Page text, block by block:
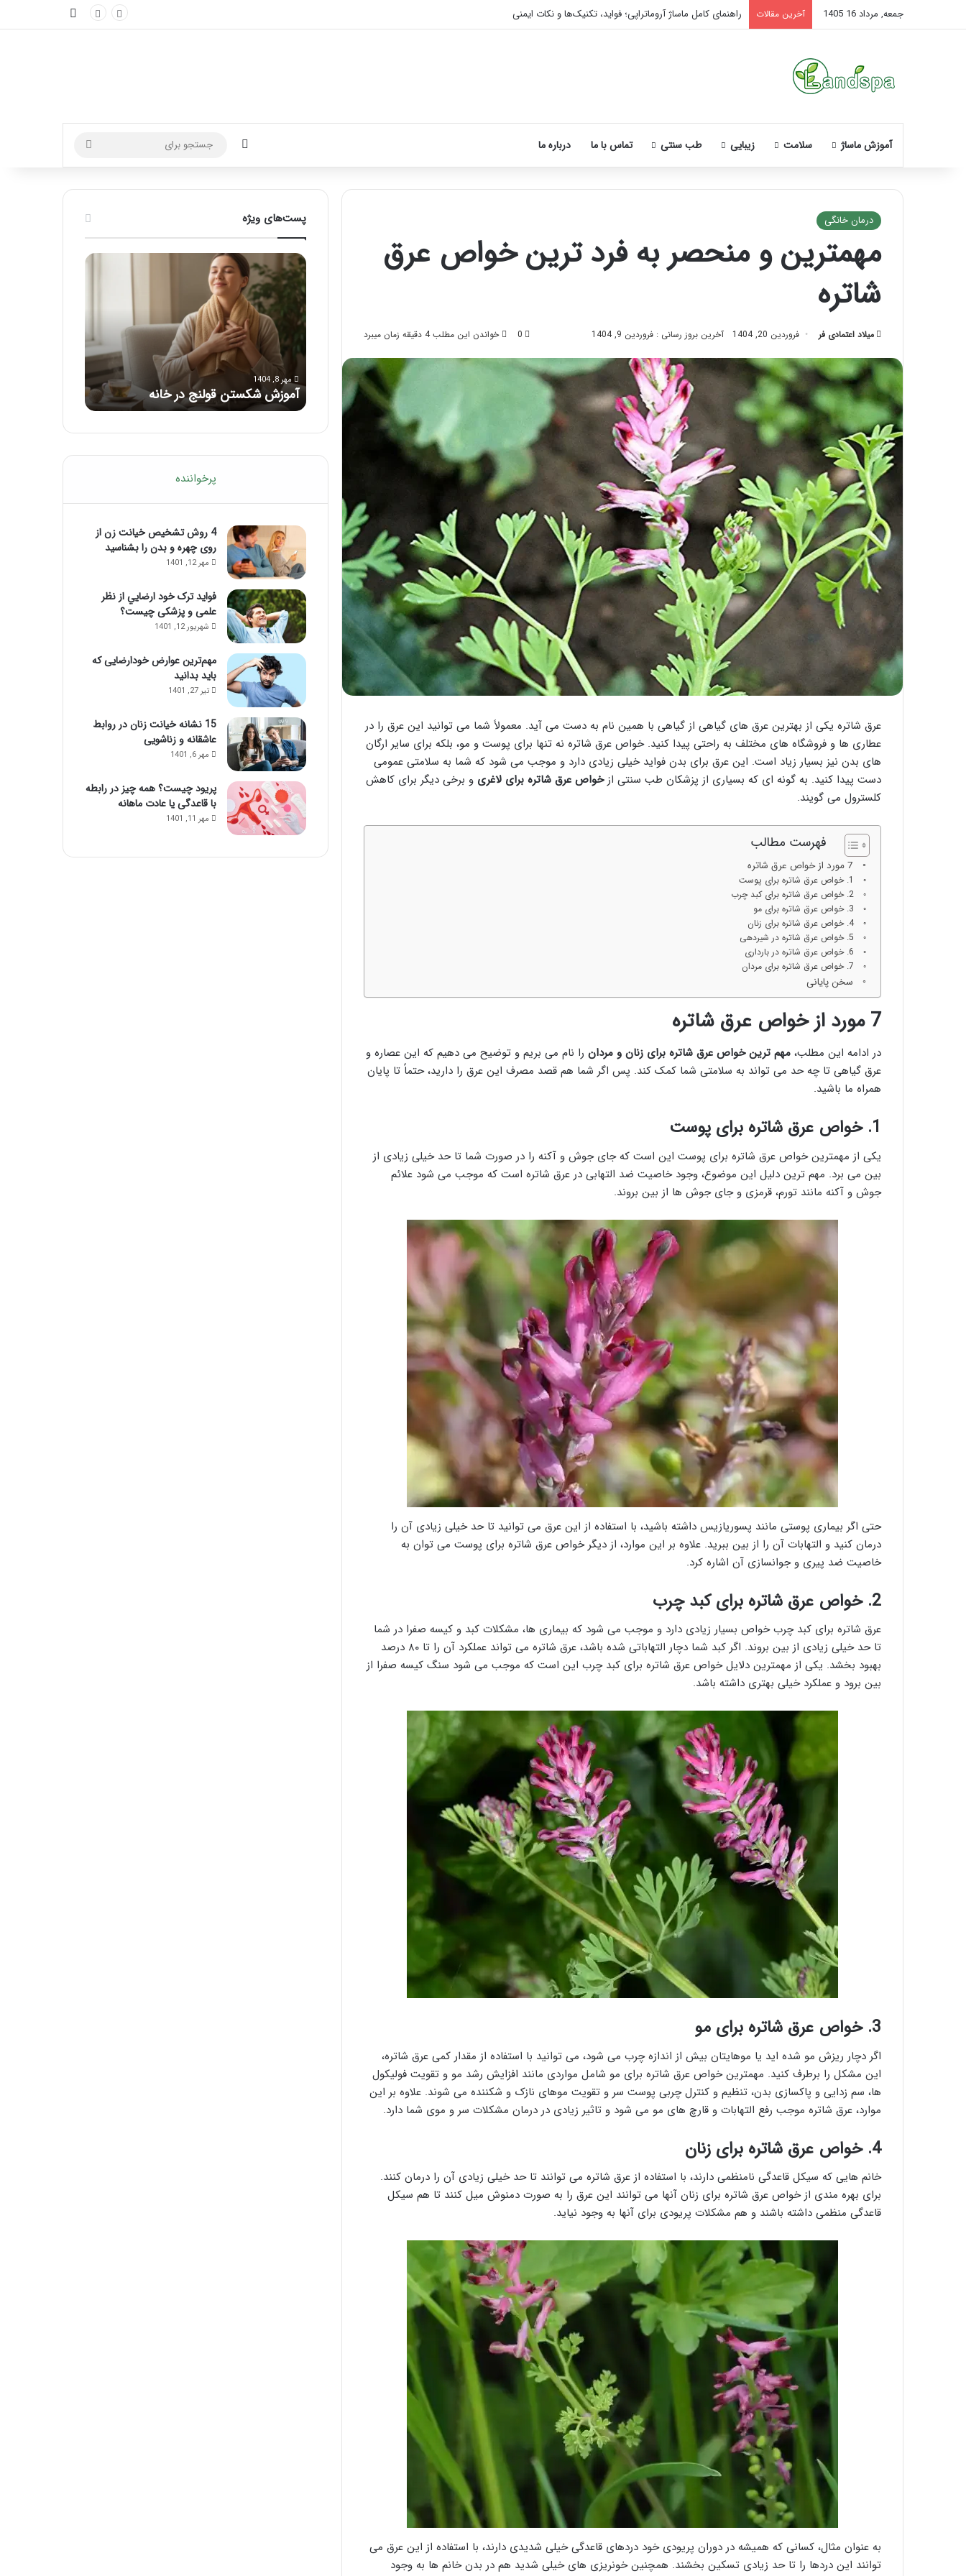
جمعه, مرداد 16 1405 آخرین مقالات راهنمای کامل ماساژ آروماتراپی؛ فواید، تکنیک‌ها و نکات ایمنی
آموزش ماساژ سلامت زیبایی طب سنتی تماس با ما درباره ما تغییر پوسته
برای
درمان خانگی
مهمترین و منحصر به فرد ترین خواص عرق
شاتره
میلاد اعتمادی فر فروردین 20, 1404 آخرین بروز رسانی : فروردین 9, 1404 0 خواندن این مطلب 4 دقیقه زمان میبرد
عرق شاتره یکی از بهترین عرق های گیاهی از گیاهی با همین نام به دست می آید. معمولاً شما می توانید این عرق را در
عطاری ها و فروشگاه های مختلف به راحتی پیدا کنید. خواص عرق شاتره نه تنها برای پوست و مو، بلکه برای سایر ارگان
های بدن نیز بسیار زیاد است. این عرق برای بدن فواید خیلی زیادی دارد و موجب می شود که شما به سلامتی عمومی
دست پیدا کنید. به گونه ای که بسیاری از پزشکان طب سنتی ازخواص عرق شاتره برای لاغری و برخی دیگر برای کاهش
کلسترول می گویند.
فهرست مطالب
7 مورد از خواص عرق شاتره
1. خواص عرق شاتره برای پوست
2. خواص عرق شاتره برای کبد چرب
3. خواص عرق شاتره برای مو
4. خواص عرق شاتره برای زنان
5. خواص عرق شاتره در شیردهی
6. خواص عرق شاتره در بارداری
7. خواص عرق شاتره برای مردان
سخن پایانی
7 مورد از خواص عرق شاتره
در ادامه این مطلب، مهم ترین خواص عرق شاتره برای زنان و مردان را نام می بریم و توضیح می دهیم که این عصاره و
عرق گیاهی تا چه حد می تواند به سلامتی شما کمک کند. پس اگر شما هم قصد مصرف این عرق را دارید، حتماً تا پایان
همراه ما باشید.
1. خواص عرق شاتره برای پوست
یکی از مهمترین خواص عرق شاتره برای پوست این است که جای جوش و آکنه را در صورت شما تا حد خیلی زیادی از
بین می برد. مهم ترین دلیل این موضوع، وجود خاصیت ضد التهابی در عرق شاتره است که موجب می شود علائم
جوش و آکنه مانند تورم، قرمزی و جای جوش ها از بین بروند.
حتی اگر بیماری پوستی مانند پسوریازیس داشته باشید، با استفاده از این عرق می توانید تا حد خیلی زیادی آن را
درمان کنید و التهابات آن را از بین ببرید. علاوه بر این موارد، از دیگر خواص عرق شاتره برای پوست می توان به
خاصیت ضد پیری و جوانسازی آن اشاره کرد.
2. خواص عرق شاتره برای کبد چرب
عرق شاتره برای کبد چرب خواص بسیار زیادی دارد و موجب می شود که بیماری ها، مشکلات کبد و کیسه صفرا در شما
تا حد خیلی زیادی از بین بروند. اگر کبد شما دچار التهاباتی شده باشد، عرق شاتره می تواند عملکرد آن را تا ۸۰ درصد
بهبود بخشد. یکی از مهمترین دلایل خواص عرق شاتره برای کبد چرب این است که موجب می شود سنگ کیسه صفرا از
بین برود و عملکرد خیلی بهتری داشته باشد.
3. خواص عرق شاتره برای مو
اگر دچار ریزش مو شده اید یا موهایتان بیش از اندازه چرب می شود، می توانید با استفاده از مقدار کمی عرق شاتره،
این مشکل را برطرف کنید. مهمترین خواص عرق شاتره برای مو شامل مواردی مانند افزایش رشد مو و تقویت فولیکول
ها، سم زدایی و پاکسازی بدن، تنظیم و کنترل چربی پوست سر و تقویت موهای نازک و شکننده می شوند. علاوه بر این
موارد، عرق شاتره موجب رفع التهابات و قارچ های مو می شود و تاثیر زیادی در درمان مشکلات سر و موی شما دارد.
4. خواص عرق شاتره برای زنان
خانم هایی که سیکل قاعدگی نامنظمی دارند، با استفاده از عرق شاتره می توانند تا حد خیلی زیادی آن را درمان کنند.
برای بهره مندی از خواص عرق شاتره برای زنان آنها می توانند این عرق را به صورت دمنوش میل کنند تا هم سیکل
قاعدگی منظمی داشته باشند و هم مشکلات پریودی برای آنها به وجود نیاید.
به عنوان مثال، کسانی که همیشه در دوران پریودی خود دردهای قاعدگی خیلی شدیدی دارند، با استفاده از این عرق می
توانند این دردها را تا حد زیادی تسکین بخشند. همچنین خونریزی های خیلی شدید هم در بدن خانم ها به وجود
پست‌های ویژه
نحوه
تزریق
بایدها
نبایدهای
آن!
تیر 28, 1404
نحوه ماساژ صورت بعد از تزریق چربی؛
بایدها و نبایدهای آن!
آموزش
آموزش شکستن قولنج در خانه
ماساژ
برای
بهبود
تمرکز
ذهنی؛
با
این
حواس‌جمع
شوید!
مرداد 6, 1404
ماساژ برای بهبود تمرکز ذهنی؛ با این
ماساژ حواس‌جمع شوید!
راهنمای
بعد
از
پرخواننده
4 روش تشخیص خیانت زن از
روی چهره و بدن را بشناسید
مهر 12, 1401
فواید ترک خود ارضايي از نظر
علمی و پزشکی چیست؟
شهریور 12, 1401
مهم‌ترین عوارض خودارضایی که
باید بدانید
تیر 27, 1401
15 نشانه خیانت زنان در روابط
عاشقانه و زناشویی
مهر 6, 1401
پریود چیست؟ همه چیز در رابطه
با قاعدگی یا عادت ماهانه
مهر 11, 1401